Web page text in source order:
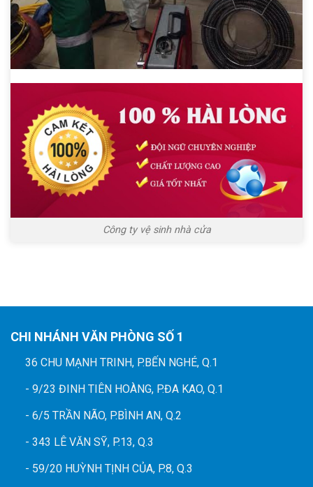
Công ty vệ sinh nhà cửa
CHI NHÁNH VĂN PHÒNG SỐ 1
36 CHU MẠNH TRINH, P.BẾN NGHÉ, Q.1
- 9/23 ĐINH TIÊN HOÀNG, P.ĐA KAO, Q.1
- 6/5 TRẦN NÃO, P.BÌNH AN, Q.2
- 343 LÊ VĂN SỸ, P.13, Q.3
- 59/20 HUỲNH TỊNH CỦA, P.8, Q.3